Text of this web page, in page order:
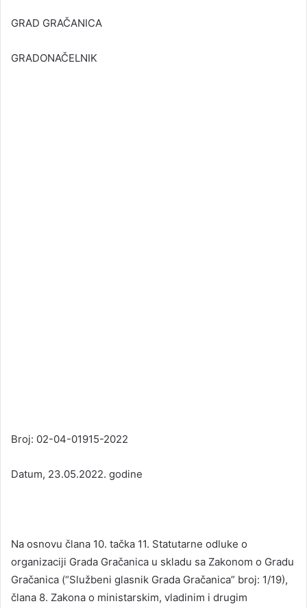
GRAD GRAČANICA
GRADONAČELNIK
Broj: 02-04-01915-2022
Datum, 23.05.2022. godine
Na osnovu člana 10. tačka 11. Statutarne odluke o
organizaciji Grada Gračanica u skladu sa Zakonom o Gradu
Gračanica (“Službeni glasnik Grada Gračanica” broj: 1/19),
člana 8. Zakona o ministarskim, vladinim i drugim